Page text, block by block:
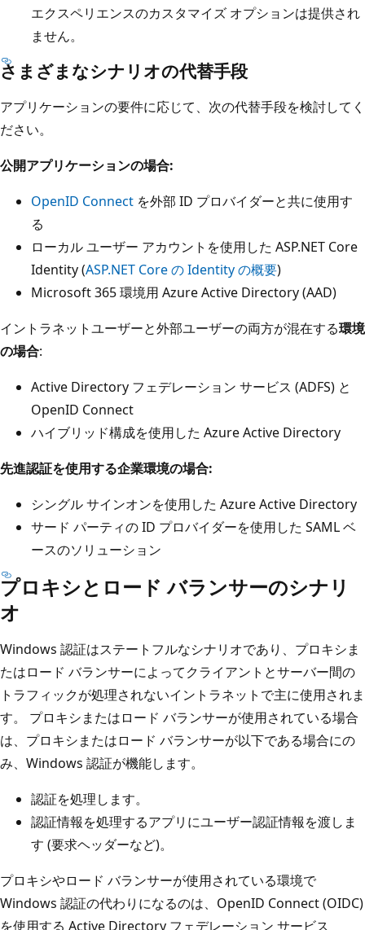
エクスペリエンスのカスタマイズ オプションは提供され
ません。
さまざまなシナリオの代替手段
アプリケーションの要件に応じて、次の代替手段を検討してく
ださい。
公開アプリケーションの場合:
OpenID Connect を外部 ID プロバイダーと共に使用す
る
ローカル ユーザー アカウントを使用した ASP.NET Core
Identity (ASP.NET Core の Identity の概要)
Microsoft 365 環境用 Azure Active Directory (AAD)
イントラネットユーザーと外部ユーザーの両方が混在する環境
の場合:
Active Directory フェデレーション サービス (ADFS) と
OpenID Connect
ハイブリッド構成を使用した Azure Active Directory
先進認証を使用する企業環境の場合:
シングル サインオンを使用した Azure Active Directory
サード パーティの ID プロバイダーを使用した SAML ベ
ースのソリューション
プロキシとロード バランサーのシナリ
オ
Windows 認証はステートフルなシナリオであり、プロキシま
たはロード バランサーによってクライアントとサーバー間の
トラフィックが処理されないイントラネットで主に使用されま
す。 プロキシまたはロード バランサーが使用されている場合
は、プロキシまたはロード バランサーが以下である場合にの
み、Windows 認証が機能します。
認証を処理します。
認証情報を処理するアプリにユーザー認証情報を渡しま
す (要求ヘッダーなど)。
プロキシやロード バランサーが使用されている環境で
Windows 認証の代わりになるのは、OpenID Connect (OIDC)
を使用する Active Directory フェデレーション サービス